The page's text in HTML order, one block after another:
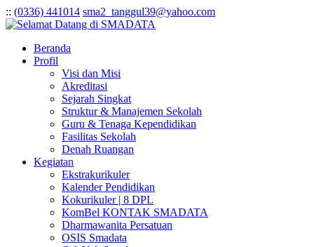
:: (0336) 441014 sma2_tanggul39@yahoo.com
Beranda
Profil
Visi dan Misi
Akreditasi
Sejarah Singkat
Struktur & Manajemen Sekolah
Guru & Tenaga Kependidikan
Fasilitas Sekolah
Denah Ruangan
Kegiatan
Ekstrakurikuler
Kalender Pendidikan
Kokurikuler | 8 DPL
KomBel KONTAK SMADATA
Dharmawanita Persatuan
OSIS Smadata